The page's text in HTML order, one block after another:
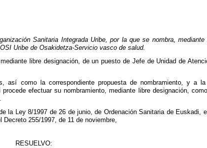
Sanitaria Integrada Uribe, por la que se nombra,
Uribe de Osakidetza-Servicio vasco de salud.
libre designación, de un puesto de Jefe de Unidad de
así como la correspondiente propuesta de nombramiento, y a
efectuar su nombramiento, mediante libre designación,
la Ley 8/1997 de 26 de junio, de Ordenación Sanitaria de Euskadi,
255/1997, de 11 de noviembre,
RESUELVO: